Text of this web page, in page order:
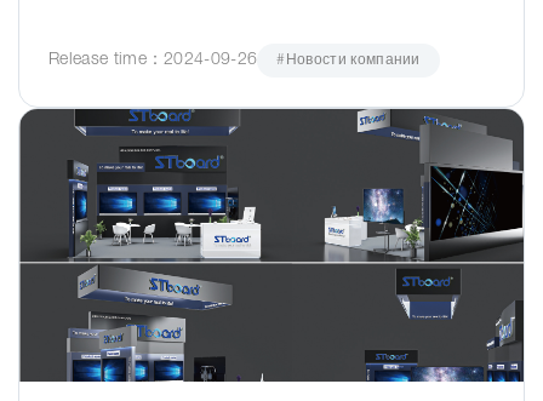
Release time：2024-09-26 #Новости компании